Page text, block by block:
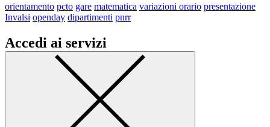
orientamento pcto gare matematica variazioni orario presentazione
Invalsi openday dipartimenti pnrr
Accedi ai servizi